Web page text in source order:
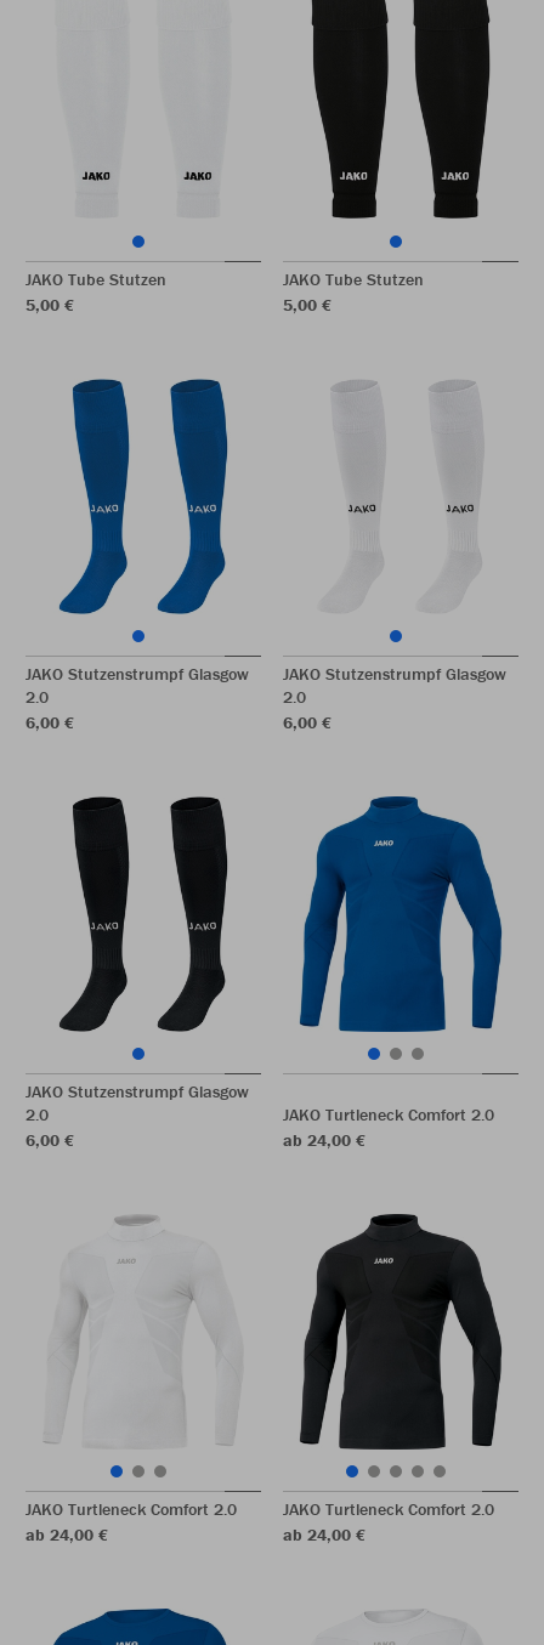
JAKO Tube Stutzen
5,00 €
JAKO Tube Stutzen
5,00 €
JAKO Stutzenstrumpf Glasgow
2.0
6,00 €
JAKO Stutzenstrumpf Glasgow
2.0
6,00 €
JAKO Stutzenstrumpf Glasgow
2.0
6,00 €
JAKO Turtleneck Comfort 2.0
ab 24,00 €
JAKO Turtleneck Comfort 2.0
ab 24,00 €
JAKO Turtleneck Comfort 2.0
ab 24,00 €